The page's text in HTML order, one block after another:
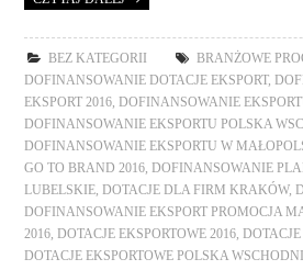
BEZ KATEGORII BRANŻOWE
DOFINANSOWANIE DOTACJE EKSPORT,
EKSPORT 2016 ,DOFINANSOWANIE
DOFINANSOWANIE EKSPORTU POLSKA
DOFINANSOWANIE EKSPORTU W
GO TO BRAND 2016 ,DOFINANSOWANIE
LUBELSKIE ,DOTACJE DLA FIRM KRAKÓW,
DOFINANSOWANIE EKSPORT PROMOCJA
2016 ,DOTACJE EKSPORTOWE 2016 ,
DOTACJE EKSPORTOWE POLSKA